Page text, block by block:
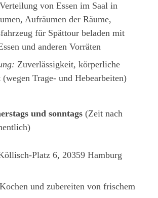
Verteilung von Essen im Saal in
Aufräumen der Räume,
für Spättour beladen mit
und anderen Vorräten
Zuverlässigkeit, körperliche
(wegen Trage- und Hebearbeiten)
und sonntags (Zeit nach
Platz 6, 20359 Hamburg
Kochen und zubereiten von frischem